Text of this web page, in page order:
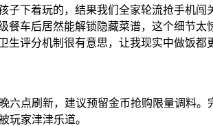
子下着玩的，结果我们全家轮流抢手机闯
餐车后居然能解锁隐藏菜谱，这个细节太
生评分机制很有意思，让我现实中做饭都
六点刷新，建议预留金币抢购限量调料
玩家津津乐道。